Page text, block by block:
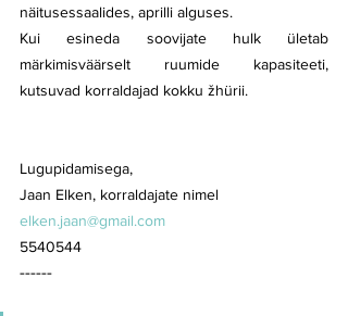
näitusessaalides, aprilli alguses.
Kui esineda soovijate hulk ületab
märkimisväärselt ruumide kapasiteeti,
kutsuvad korraldajad kokku žhürii.
Lugupidamisega,
Jaan Elken, korraldajate nimel
elken.jaan@gmail.com
5540544
------